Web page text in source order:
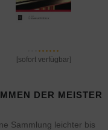
[sofort verfügbar]
DER MEISTER
Sammlung leichter bis